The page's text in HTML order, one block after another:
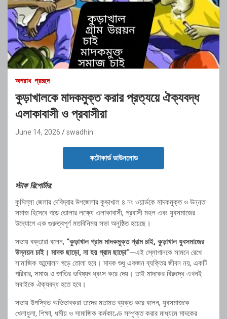
অপরাধ প্রচ্ছদ
কুড়াখালকে মাদকমুক্ত করার প্রত্যয়ে ঐক্যবদ্ধ
এলাকাবাসী ও প্রবাসীরা
June 14, 2026 swadhin
ফটোকার্ড ডাউনলোড
স্টাফ রিপোর্টার:
কুমিল্লা জেলার দেবিদ্বার উপজেলার কুড়াখাল ৪ নং ওয়ার্ডকে মাদকমুক্ত ও উন্নত
সমাজ হিসেবে গড়ে তোলার লক্ষ্যে এলাকাবাসী, প্রবাসী মহল এবং যুবসমাজের
উদ্যোগে এক গুরুত্বপূর্ণ মতবিনিময় সভা অনুষ্ঠিত হয়েছে।
সভায় বক্তারা বলেন, “কুড়াখাল গ্রাম মাদকমুক্ত গ্রাম চাই, কুড়াখাল যুবসমাজের
উন্নয়ন চাই। মাদক ছাড়ো, না হয় গ্রাম ছাড়ো”—এই স্লোগানকে সামনে রেখে
সামাজিক আন্দোলন গড়ে তোলা হবে। মাদক শুধু একজন ব্যক্তির জীবন নয়, একটি
পরিবার, সমাজ ও জাতির ভবিষ্যৎ ধ্বংস করে দেয়। তাই মাদকের বিরুদ্ধে এখনই
সবাইকে ঐক্যবদ্ধ হতে হবে।
সভায় উপস্থিত অভিভাবকরা তাদের মতামত ব্যক্ত করে বলেন, যুবসমাজকে
খেলাধুলা, শিক্ষা, ধর্মীয় ও সামাজিক কর্মকাণ্ডে সম্পৃক্ত করার মাধ্যমে মাদকের